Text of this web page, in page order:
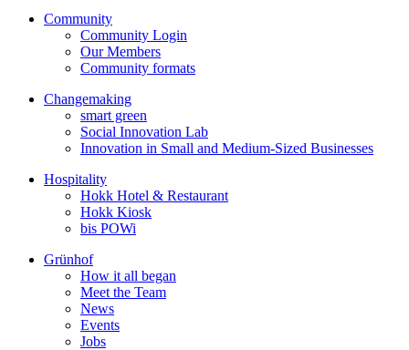
Community
Community Login
Our Members
Community formats
Changemaking
smart green
Social Innovation Lab
Innovation in Small and Medium-Sized Businesses
Hospitality
Hokk Hotel & Restaurant
Hokk Kiosk
bis POWi
Grünhof
How it all began
Meet the Team
News
Events
Jobs